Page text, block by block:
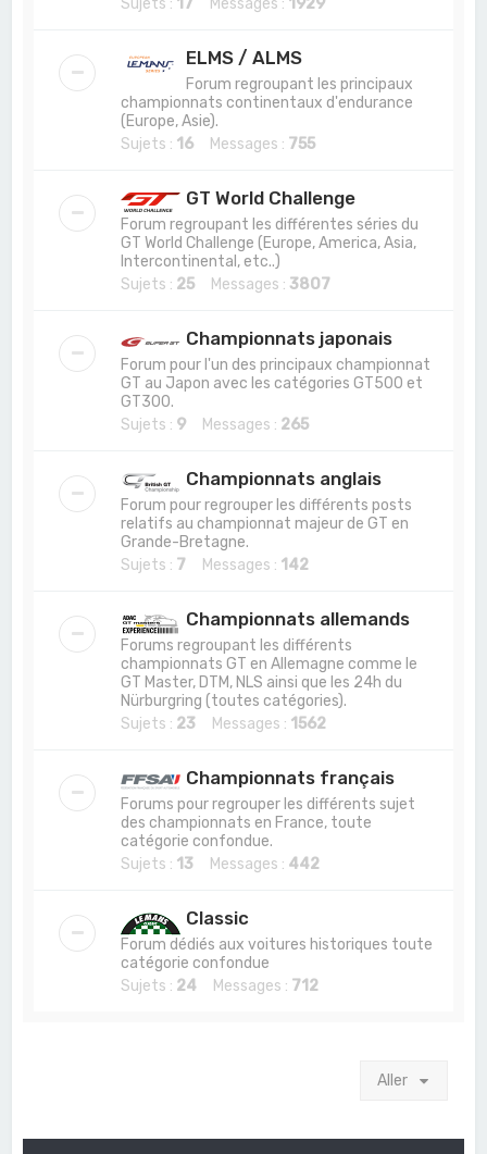
ELMS / ALMS
Forum regroupant les principaux
championnats continentaux d'endurance
(Europe, Asie).
Sujets : 16 Messages : 755
GT World Challenge
Forum regroupant les différentes séries du
GT World Challenge (Europe, America, Asia,
Intercontinental, etc..)
Sujets : 25 Messages : 3807
Championnats japonais
Forum pour l'un des principaux championnat
GT au Japon avec les catégories GT500 et
GT300.
Sujets : 9 Messages : 265
Championnats anglais
Forum pour regrouper les différents posts
relatifs au championnat majeur de GT en
Grande-Bretagne.
Sujets : 7 Messages : 142
Championnats allemands
Forums regroupant les différents
championnats GT en Allemagne comme le
GT Master, DTM, NLS ainsi que les 24h du
Nürburgring (toutes catégories).
Sujets : 23 Messages : 1562
Championnats français
Forums pour regrouper les différents sujet
des championnats en France, toute
catégorie confondue.
Sujets : 13 Messages : 442
Classic
Forum dédiés aux voitures historiques toute
catégorie confondue
Sujets : 24 Messages : 712
Aller